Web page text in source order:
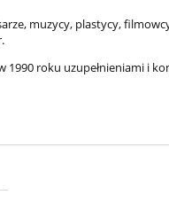
muzycy, plastycy,
1990 roku uzupełnieniami i